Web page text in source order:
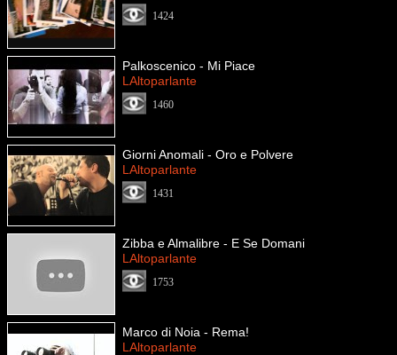
1424
Palkoscenico - Mi Piace
LAltoparlante
1460
Giorni Anomali - Oro e Polvere
LAltoparlante
1431
Zibba e Almalibre - E Se Domani
LAltoparlante
1753
Marco di Noia - Rema!
LAltoparlante